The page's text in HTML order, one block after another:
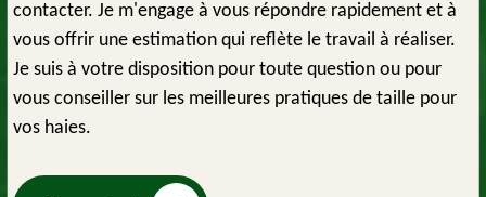
contacter. Je m'engage à vous répondre rapidement et à
vous offrir une estimation qui reflète le travail à réaliser.
Je suis à votre disposition pour toute question ou pour
vous conseiller sur les meilleures pratiques de taille pour
vos haies.